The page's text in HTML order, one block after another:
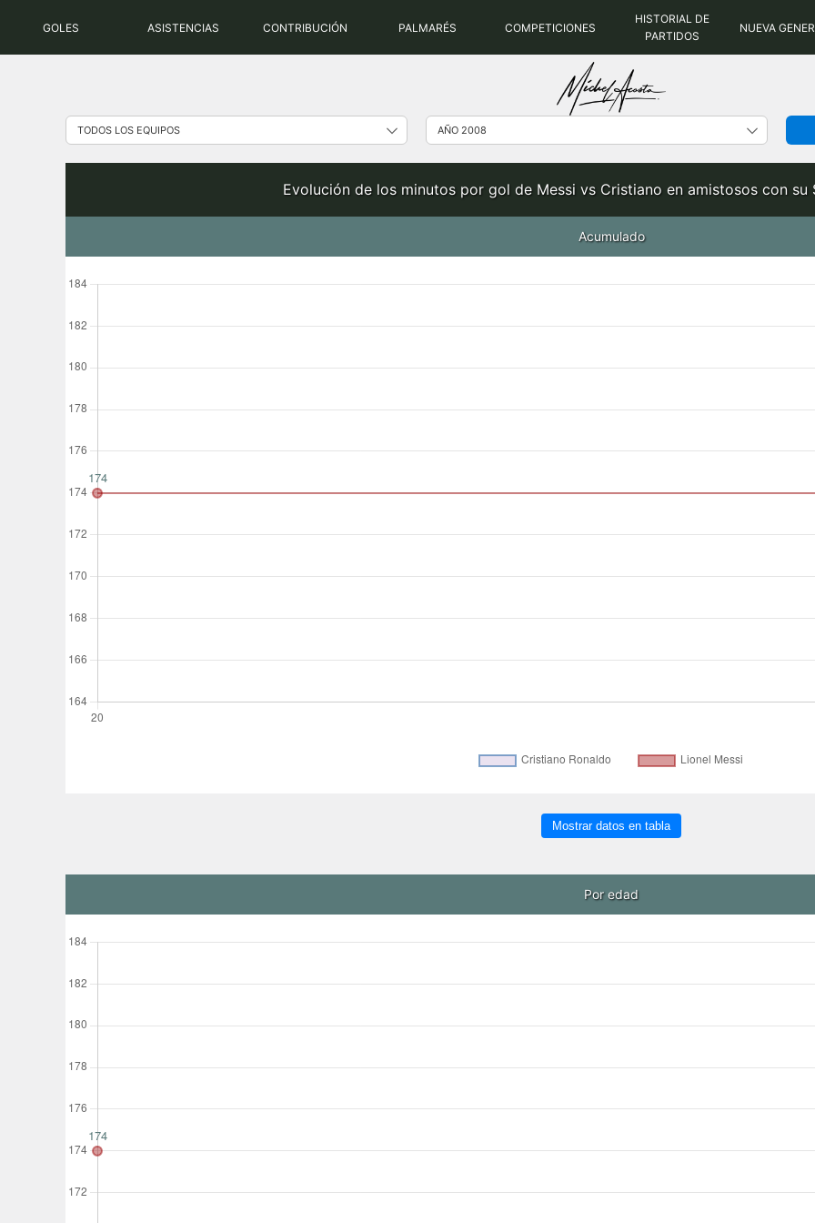
GOLES ASISTENCIAS CONTRIBUCIÓN PALMARÉS COMPETICIONES
HISTORIAL DE
PARTIDOS
NUEVA
Evolución de los minutos por gol de Messi vs Cristiano en amistosos con su
Acumulado
Mostrar datos en tabla
Por edad